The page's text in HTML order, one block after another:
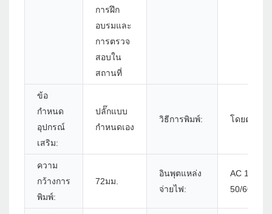
การฝึก
อบรมและ
การตรวจ
สอบใน
สถานที่
ข้อ
กำหนด
อุปกรณ์
เสริม:
ปลั๊กแบบ
กำหนดเอง
วิธีการพิมพ์: โดยตรง
ความ
กว้างการ
พิมพ์:
72มม.
อินพุตแหล่ง
จ่ายไฟ:
AC 100V-
50/60HZ